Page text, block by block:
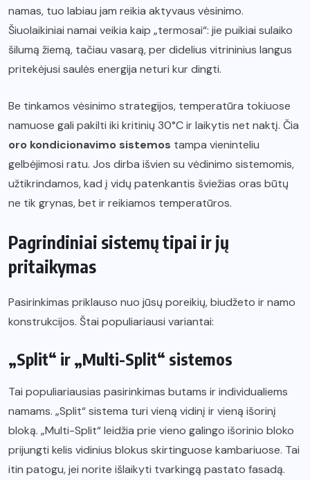
namas, tuo labiau jam reikia aktyvaus vėsinimo.
Šiuolaikiniai namai veikia kaip „termosai“: jie puikiai sulaiko
šilumą žiemą, tačiau vasarą, per didelius vitrininius langus
pritekėjusi saulės energija neturi kur dingti.
Be tinkamos vėsinimo strategijos, temperatūra tokiuose
namuose gali pakilti iki kritinių 30°C ir laikytis net naktį. Čia
oro kondicionavimo sistemos tampa vieninteliu
gelbėjimosi ratu. Jos dirba išvien su vėdinimo sistemomis,
užtikrindamos, kad į vidų patenkantis šviežias oras būtų
ne tik grynas, bet ir reikiamos temperatūros.
Pagrindiniai sistemų tipai ir jų
pritaikymas
Pasirinkimas priklauso nuo jūsų poreikių, biudžeto ir namo
konstrukcijos. Štai populiariausi variantai:
„Split“ ir „Multi-Split“ sistemos
Tai populiariausias pasirinkimas butams ir individualiems
namams. „Split“ sistema turi vieną vidinį ir vieną išorinį
bloką. „Multi-Split“ leidžia prie vieno galingo išorinio bloko
prijungti kelis vidinius blokus skirtinguose kambariuose. Tai
itin patogu, jei norite išlaikyti tvarkingą pastato fasadą.